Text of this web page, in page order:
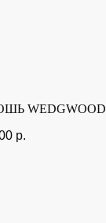
WEDGWOOD
р.